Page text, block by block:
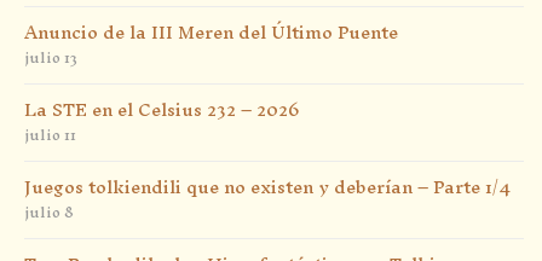
Anuncio de la III Meren del Último Puente
julio 13
La STE en el Celsius 232 – 2026
julio 11
Juegos tolkiendili que no existen y deberían – Parte 1/4
julio 8